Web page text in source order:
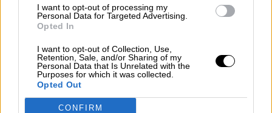
I want to opt-out of processing my
Personal Data for Targeted Advertising.
Opted In
I want to opt-out of Collection, Use,
Retention, Sale, and/or Sharing of my
Personal Data that Is Unrelated with the
Purposes for which it was collected.
Opted Out
CONFIRM